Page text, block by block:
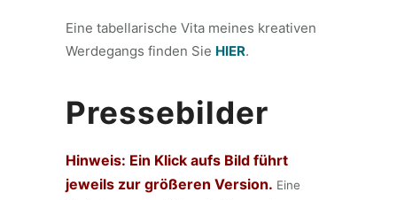
Eine tabellarische Vita meines kreativen
Werdegangs finden Sie HIER.
Pressebilder
Hinweis: Ein Klick aufs Bild führt
jeweils zur größeren Version. Eine